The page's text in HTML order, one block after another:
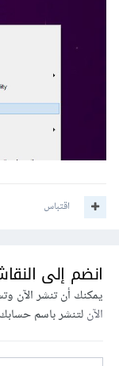
اقتباس
انضم إلى
يمكنك أن تنشر الآن
الآنلتنشر باسم حسابك.